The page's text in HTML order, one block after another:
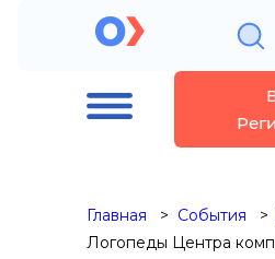
Главная События
Логопеды Центра